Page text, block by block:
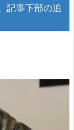
記事下部の追